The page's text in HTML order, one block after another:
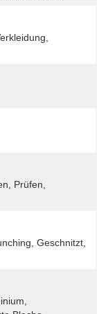
Prüfen,
Geschnitzt,